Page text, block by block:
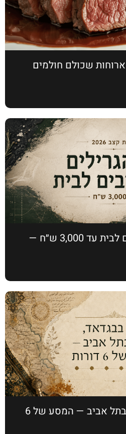
מוצאי תשעה באב: 4 ארוחות שכולם חולמים
10 הגרילים הכי טובים לבית עד 3,000 ש״ח —
1824 בבגדאד, 2026 בתל אביב — המסע של 6